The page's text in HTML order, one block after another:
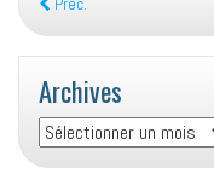
Préc.
Archives
Archives